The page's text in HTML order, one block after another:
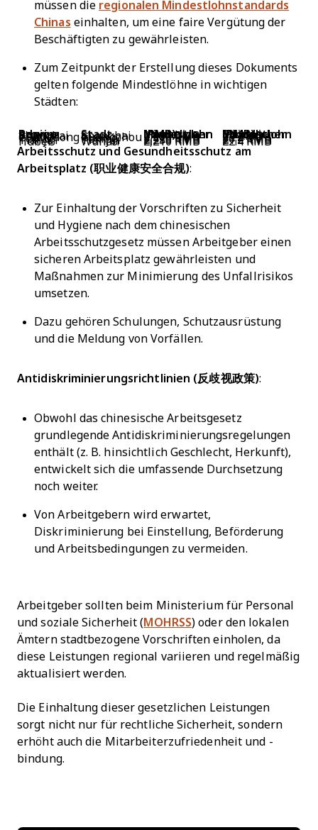
müssen die regionalen Mindestlohnstandards
Chinas einhalten, um eine faire Vergütung der
Beschäftigten zu gewährleisten.
Zum Zeitpunkt der Erstellung dieses Dokuments
gelten folgende Mindestlöhne in wichtigen
Städten:
Provinz oder Region Stadt Monatlicher Mindestlohn (RMB) Stündlicher Mindestlohn (RMB)
Shanghai Shanghai 2,690 RMB 24 RMB
GuangdongGuangzhou2,300 RMB 22.2 RMB
Peking Peking 2,420 RMB 26.4 RMB
Tianjin Tianjin 2,250 RMB 21.2 RMB
Hubei Wuhan 2,210 RMB
22.4 RMB
Arbeitsschutz und Gesundheitsschutz am
Arbeitsplatz (职业健康安全合规):
Zur Einhaltung der Vorschriften zu Sicherheit
und Hygiene nach dem chinesischen
Arbeitsschutzgesetz müssen Arbeitgeber einen
sicheren Arbeitsplatz gewährleisten und
Maßnahmen zur Minimierung des Unfallrisikos
umsetzen.
Dazu gehören Schulungen, Schutzausrüstung
und die Meldung von Vorfällen.
Antidiskriminierungsrichtlinien (反歧视政策):
Obwohl das chinesische Arbeitsgesetz
grundlegende Antidiskriminierungsregelungen
enthält (z. B. hinsichtlich Geschlecht, Herkunft),
entwickelt sich die umfassende Durchsetzung
noch weiter.
Von Arbeitgebern wird erwartet,
Diskriminierung bei Einstellung, Beförderung
und Arbeitsbedingungen zu vermeiden.
Arbeitgeber sollten beim Ministerium für Personal
und soziale Sicherheit (MOHRSS) oder den lokalen
Ämtern stadtbezogene Vorschriften einholen, da
diese Leistungen regional variieren und regelmäßig
aktualisiert werden.
Die Einhaltung dieser gesetzlichen Leistungen
sorgt nicht nur für rechtliche Sicherheit, sondern
erhöht auch die Mitarbeiterzufriedenheit und -
bindung.